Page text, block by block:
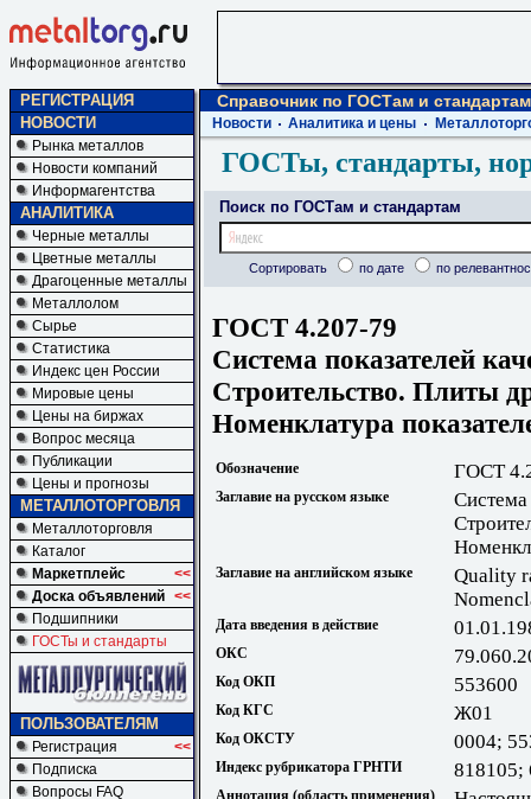
РЕГИСТРАЦИЯ
НОВОСТИ
Рынка металлов
Новости компаний
Информагентства
АНАЛИТИКА
Черные металлы
Цветные металлы
Драгоценные металлы
Металлолом
Сырье
Статистика
Индекс цен России
Мировые цены
Цены на биржах
Вопрос месяца
Публикации
Цены и прогнозы
МЕТАЛЛОТОРГОВЛЯ
Металлоторговля
Каталог
Маркетплейс
<<
Доска объявлений <<
Подшипники
ГОСТы и стандарты
ПОЛЬЗОВАТЕЛЯМ
Регистрация
<<
Подписка
Вопросы FAQ
Справочник по ГОСТам и стандартам
Новости Аналитика и цены
ГОСТы, стандарты,
Поиск по ГОСТам и стандартам
Сортировать по дате по
ГОСТ 4.207-79
Система показателей
Строительство. Плиты
Номенклатура
Обозначение ГОСТ
Заглавие на русском языке
Система
Заглавие на английском языке
Quality
Дата введения в действие
ОКС
Код ОКП 553600
Код КГС Ж01
Код ОКСТУ 0004;
Индекс рубрикатора ГРНТИ 818105;